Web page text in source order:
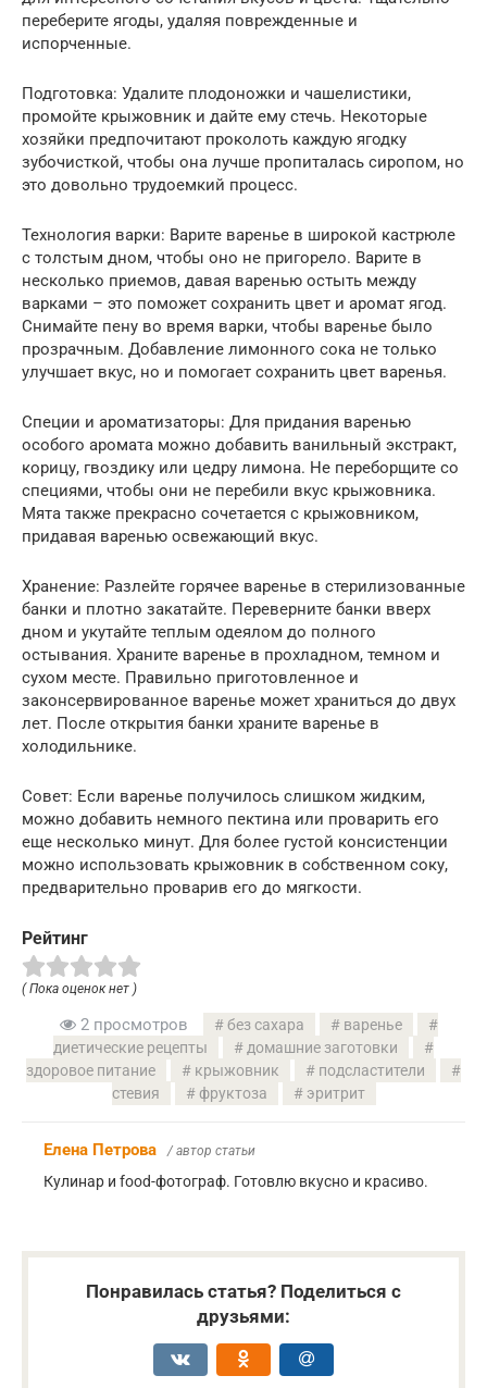
переберите ягоды, удаляя поврежденные и
испорченные.
Подготовка: Удалите плодоножки и чашелистики,
промойте крыжовник и дайте ему стечь. Некоторые
хозяйки предпочитают проколоть каждую ягодку
зубочисткой, чтобы она лучше пропиталась сиропом, но
это довольно трудоемкий процесс.
Технология варки: Варите варенье в широкой кастрюле
с толстым дном, чтобы оно не пригорело. Варите в
несколько приемов, давая варенью остыть между
варками – это поможет сохранить цвет и аромат ягод.
Снимайте пену во время варки, чтобы варенье было
прозрачным. Добавление лимонного сока не только
улучшает вкус, но и помогает сохранить цвет варенья.
Специи и ароматизаторы: Для придания варенью
особого аромата можно добавить ванильный экстракт,
корицу, гвоздику или цедру лимона. Не переборщите со
специями, чтобы они не перебили вкус крыжовника.
Мята также прекрасно сочетается с крыжовником,
придавая варенью освежающий вкус.
Хранение: Разлейте горячее варенье в стерилизованные
банки и плотно закатайте. Переверните банки вверх
дном и укутайте теплым одеялом до полного
остывания. Храните варенье в прохладном, темном и
сухом месте. Правильно приготовленное и
законсервированное варенье может храниться до двух
лет. После открытия банки храните варенье в
холодильнике.
Совет: Если варенье получилось слишком жидким,
можно добавить немного пектина или проварить его
еще несколько минут. Для более густой консистенции
можно использовать крыжовник в собственном соку,
предварительно проварив его до мягкости.
Рейтинг
( Пока оценок нет )
2 просмотров без сахара
варенье
диетические рецепты
домашние заготовки
здоровое питание
крыжовник
подсластители
стевия
фруктоза эритрит
Елена Петрова / автор статьи
Кулинар и food-фотограф. Готовлю вкусно и красиво.
Понравилась статья? Поделиться с
друзьями: